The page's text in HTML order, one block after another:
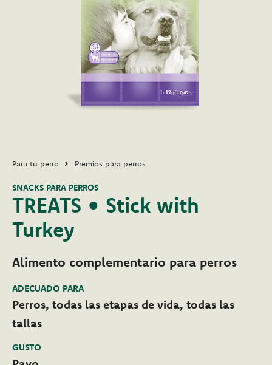
Para tu perro Premios para perros
TREATS • Stick with
Turkey
SNACKS PARA PERROS
Alimento complementario para perros
ADECUADO PARA
Perros, todas las etapas de vida, todas las
tallas
GUSTO